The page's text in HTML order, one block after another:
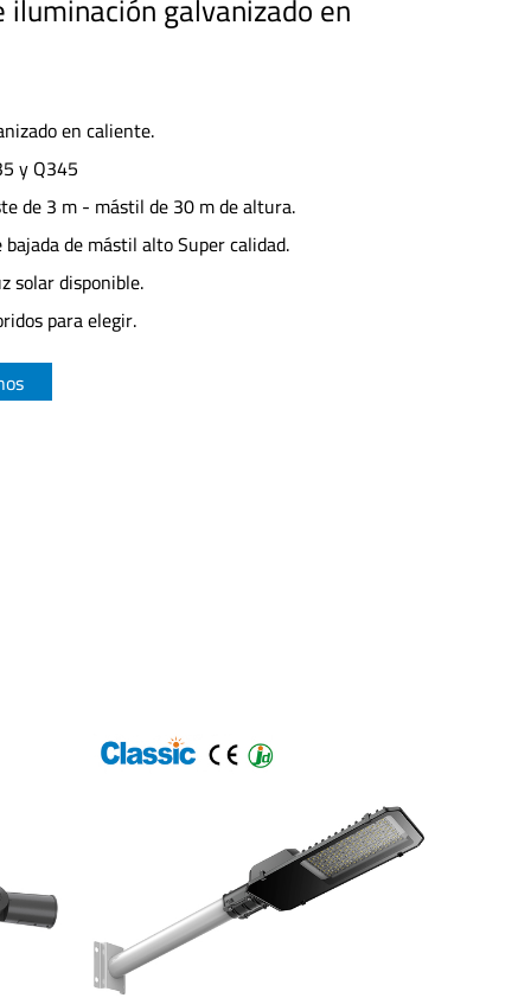
en caliente.
y Q345
de 3 m - mástil de 30 m de altura.
de mástil alto Super calidad.
solar disponible.
para elegir.